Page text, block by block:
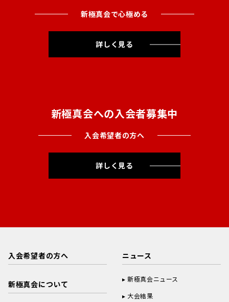
新極真会で心極める
詳しく見る
新極真会への入会者募集中
入会希望者の方へ
詳しく見る
入会希望者の方へ
新極真会について
ニュース
新極真会ニュース
大会結果